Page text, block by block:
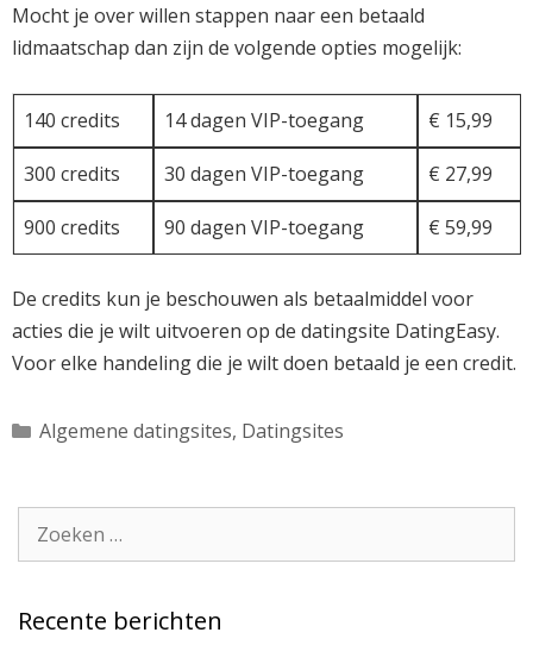
Mocht je over willen stappen naar een betaald
lidmaatschap dan zijn de volgende opties mogelijk:
140 credits 14 dagen VIP-toegang € 15,99
300 credits 30 dagen VIP-toegang € 27,99
900 credits 90 dagen VIP-toegang € 59,99
De credits kun je beschouwen als betaalmiddel voor
acties die je wilt uitvoeren op de datingsite DatingEasy.
Voor elke handeling die je wilt doen betaald je een credit.
Categorieën
Algemene datingsites, Datingsites
Zoek
naar:
Recente berichten